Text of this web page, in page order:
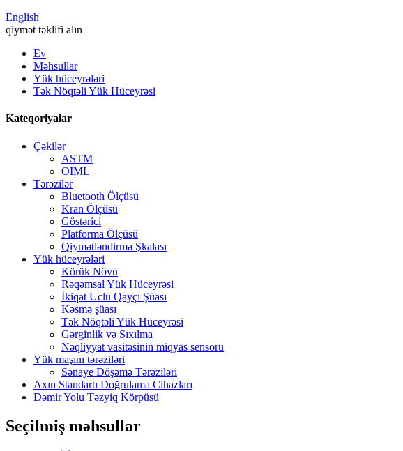
English
qiymət təklifi alın
Ev
Məhsullar
Yük hüceyrələri
Tək Nöqtəli Yük Hüceyrəsi
Kateqoriyalar
Çəkilər
ASTM
OIML
Tərəzilər
Bluetooth Ölçüsü
Kran Ölçüsü
Göstərici
Platforma Ölçüsü
Qiymətləndirmə Şkalası
Yük hüceyrələri
Körük Növü
Rəqəmsal Yük Hüceyrəsi
İkiqat Uclu Qayçı Şüası
Kəsmə şüası
Tək Nöqtəli Yük Hüceyrəsi
Gərginlik və Sıxılma
Nəqliyyat vasitəsinin miqyas sensoru
Yük maşını tərəziləri
Sənaye Döşəmə Tərəziləri
Axın Standartı Doğrulama Cihazları
Dəmir Yolu Təzyiq Körpüsü
Seçilmiş məhsullar